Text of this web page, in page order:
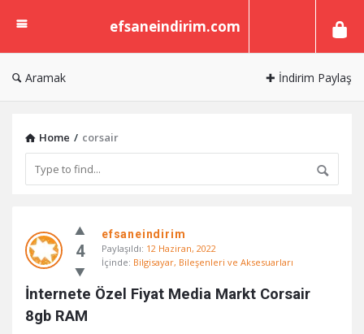
efsaneindirim.com
Aramak ✚ İndirim Paylaş
Home / corsair
En
son
Paylaşımlar
4
efsaneindirim
Paylaşıldı: 12 Haziran, 2022
İçinde: Bilgisayar, Bileşenleri ve Aksesuarları
İnternete Özel Fiyat Media Markt Corsair
8gb RAM